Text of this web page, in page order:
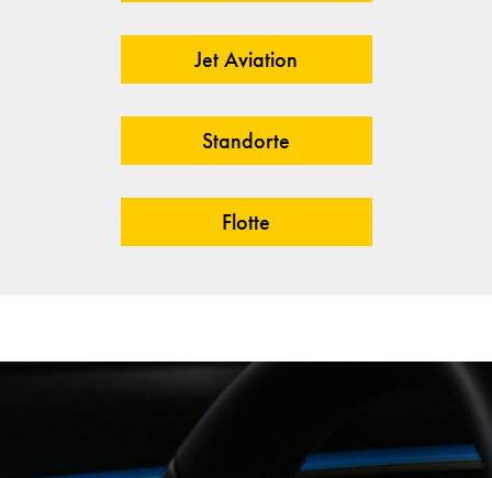
Jet Aviation
Standorte
Flotte